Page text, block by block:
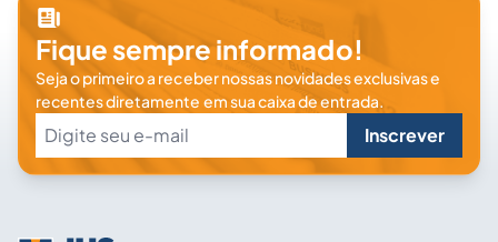
Fique sempre informado!
Seja o primeiro a receber nossas novidades exclusivas e
recentes diretamente em sua caixa de entrada.
Inscrever